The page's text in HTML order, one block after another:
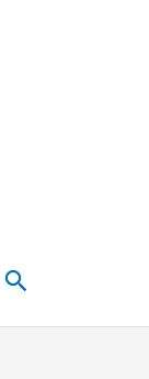
Suchen